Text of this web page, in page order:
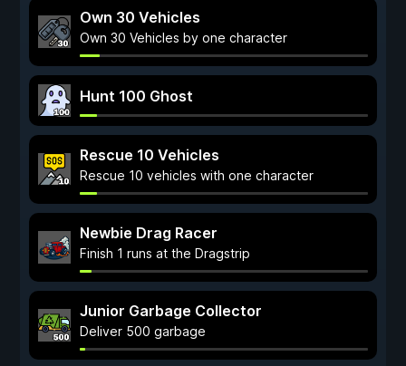
Own 30 Vehicles
Own 30 Vehicles by one character
Hunt 100 Ghost
Rescue 10 Vehicles
Rescue 10 vehicles with one character
Newbie Drag Racer
Finish 1 runs at the Dragstrip
Junior Garbage Collector
Deliver 500 garbage